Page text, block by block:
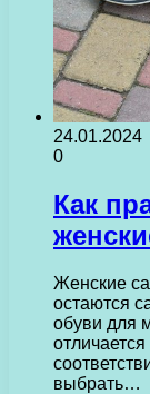
24.01.2024
0
Как
Женские
остаются
обуви для
выбрать…